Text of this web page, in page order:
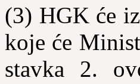
(3) HGK će
koje će
stavka 2.